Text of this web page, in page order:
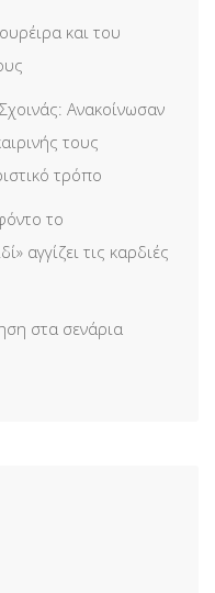
και του
Ανακοίνωσαν
τους
τρόπο
το
αγγίζει τις καρδιές
στα σενάρια